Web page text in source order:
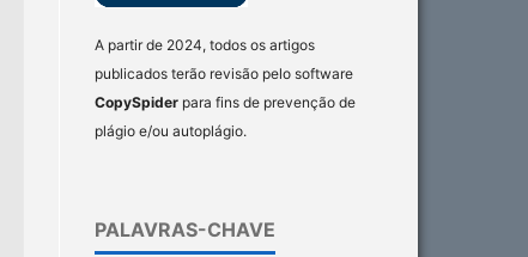
A partir de 2024, todos os artigos
publicados terão revisão pelo software
CopySpider para fins de prevenção de
plágio e/ou autoplágio.
PALAVRAS-CHAVE